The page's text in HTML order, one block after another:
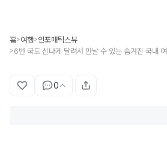
홈>여행>인포매틱스뷰
>
0